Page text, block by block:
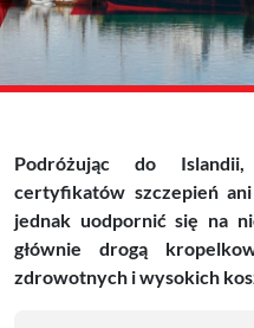
Podróżując do
certyfikatów szczepień
jednak uodpornić się na
głównie drogą
zdrowotnych i wysokich